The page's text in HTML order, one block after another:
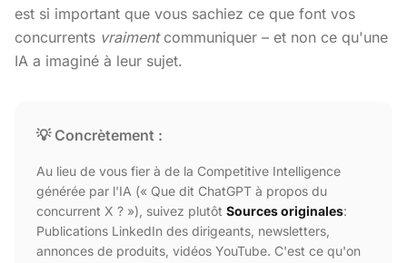
est si important que vous sachiez ce que font vos
concurrents vraimentcommuniquer – et non ce qu'une
IA a imaginé à leur sujet.
💡 Concrètement :
Au lieu de vous fier à de la Competitive Intelligence
générée par l'IA (« Que dit ChatGPT à propos du
concurrent X ? »), suivez plutôt Sources originales:
Publications LinkedIn des dirigeants, newsletters,
annonces de produits, vidéos YouTube. C'est ce qu'on